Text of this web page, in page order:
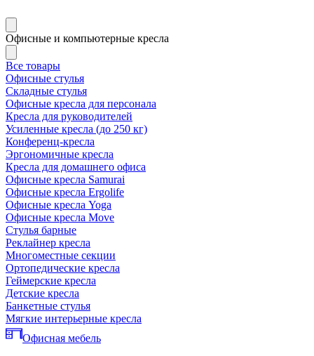
Офисные и компьютерные кресла
Все товары
Офисные стулья
Складные стулья
Офисные кресла для персонала
Кресла для руководителей
Усиленные кресла (до 250 кг)
Конференц-кресла
Эргономичные кресла
Кресла для домашнего офиса
Офисные кресла Samurai
Офисные кресла Ergolife
Офисные кресла Yoga
Офисные кресла Move
Стулья барные
Реклайнер кресла
Многоместные секции
Ортопедические кресла
Геймерские кресла
Детские кресла
Банкетные стулья
Мягкие интерьерные кресла
Офисная мебель